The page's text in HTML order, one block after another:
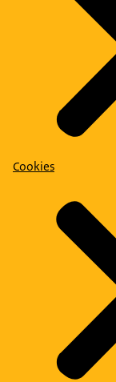
Cookies